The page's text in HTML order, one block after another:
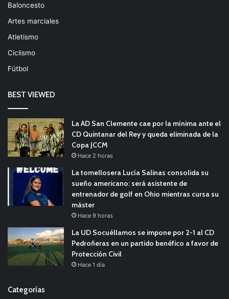
Baloncesto
Artes marciales
Atletismo
Ciclismo
Fútbol
BEST VIEWED
La AD San Clemente cae por la mínima ante el
CD Quintanar del Rey y queda eliminada de la
Copa JCCM
Hace 2 horas
La tomellosera Lucía Salinas consolida su
sueño americano: será asistente de
entrenador de golf en Ohio mientras cursa su
máster
Hace 9 horas
La UD Socuéllamos se impone por 2-1 al CD
Pedroñeras en un partido benéfico a favor de
Protección Civil
Hace 1 día
Categorías